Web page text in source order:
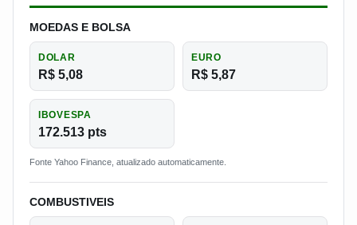
MOEDAS E BOLSA
DOLAR
R$ 5,08
EURO
R$ 5,87
IBOVESPA
172.513 pts
Fonte Yahoo Finance, atualizado automaticamente.
COMBUSTIVEIS